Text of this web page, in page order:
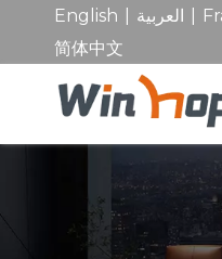
English العربية
简体中文